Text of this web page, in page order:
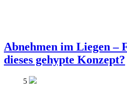
Abnehmen im Liegen –
dieses gehypte Konzept?
5